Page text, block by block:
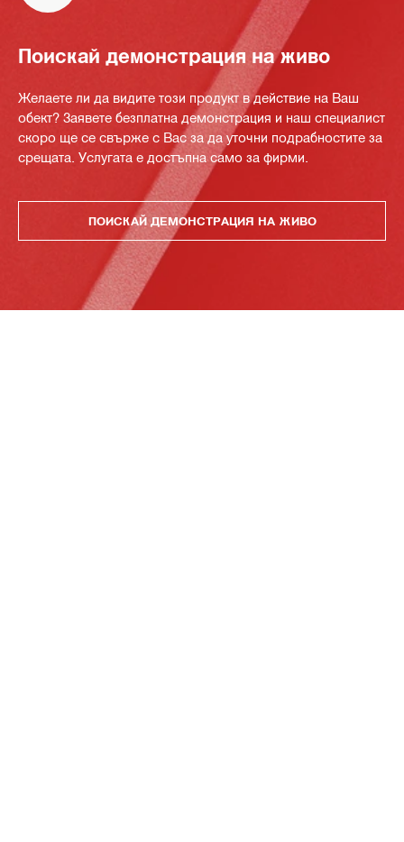
Поискай демонстрация на живо
Желаете ли да видите този продукт в действие на Ваш
обект? Заявете безплатна демонстрация и наш специалист
скоро ще се свърже с Вас за да уточни подрабностите за
срещата. Услугата е достъпна само за фирми.
ПОИСКАЙ ДЕМОНСТРАЦИЯ НА ЖИВО